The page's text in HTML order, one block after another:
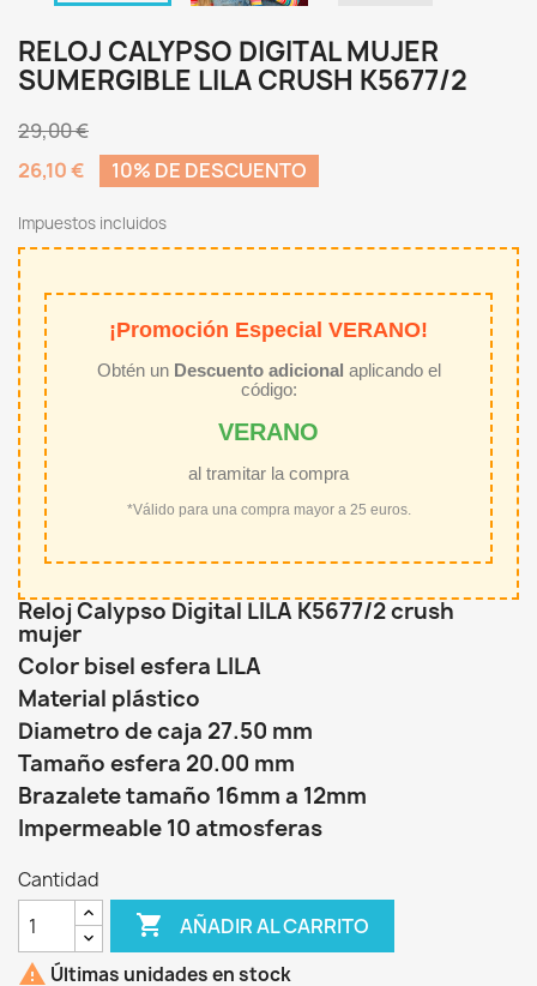
RELOJ CALYPSO DIGITAL MUJER
SUMERGIBLE LILA CRUSH K5677/2
29,00 €
26,10 €
10% DE DESCUENTO
Impuestos incluidos
¡Promoción Especial VERANO!
Obtén un Descuento adicional aplicando el
código:
VERANO
al tramitar la compra
*Válido para una compra mayor a 25 euros.
Reloj Calypso Digital LILA K5677/2 crush
mujer
Color bisel esfera LILA
Material plástico
Diametro de caja 27.50 mm
Tamaño esfera 20.00 mm
Brazalete tamaño 16mm a 12mm
Impermeable 10 atmosferas
Cantidad
 AÑADIR AL CARRITO
 Últimas unidades en stock